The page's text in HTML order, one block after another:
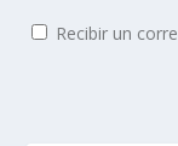
Recibir un